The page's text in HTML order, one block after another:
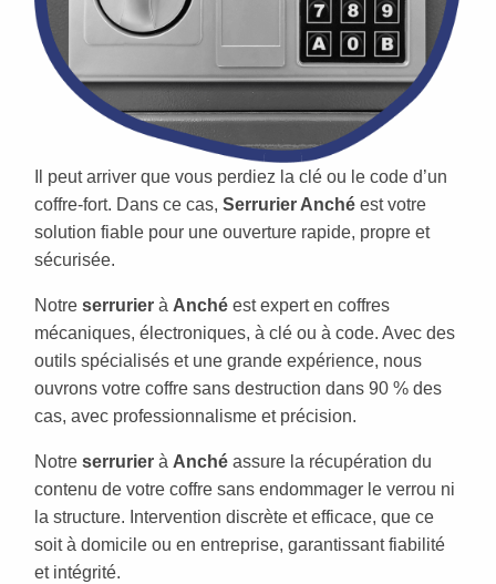
Il peut arriver que vous perdiez la clé ou le code d’un
coffre-fort. Dans ce cas, Serrurier Anché est votre
solution fiable pour une ouverture rapide, propre et
sécurisée.
Notre serrurier à Anché est expert en coffres
mécaniques, électroniques, à clé ou à code. Avec des
outils spécialisés et une grande expérience, nous
ouvrons votre coffre sans destruction dans 90 % des
cas, avec professionnalisme et précision.
Notre serrurier à Anché assure la récupération du
contenu de votre coffre sans endommager le verrou ni
la structure. Intervention discrète et efficace, que ce
soit à domicile ou en entreprise, garantissant fiabilité
et intégrité.